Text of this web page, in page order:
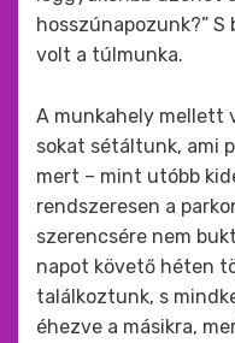
hosszúnapozunk?”
volt a túlmunka.
A munkahely mellett
sokat sétáltunk, ami
mert – mint utóbb
rendszeresen a
szerencsére nem
napot követő héten
találkoztunk, s
éhezve a másikra,